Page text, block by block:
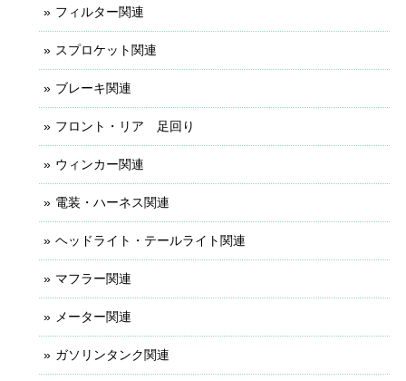
フィルター関連
スプロケット関連
ブレーキ関連
フロント・リア 足回り
ウィンカー関連
電装・ハーネス関連
ヘッドライト・テールライト関連
マフラー関連
メーター関連
ガソリンタンク関連